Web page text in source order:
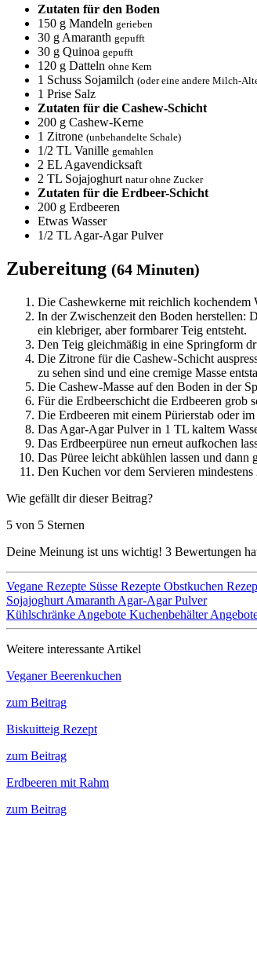
Zutaten für den Boden
150 g Mandeln gerieben
30 g Amaranth gepufft
30 g Quinoa gepufft
120 g Datteln ohne Kern
1 Schuss Sojamilch (oder eine andere Milch-
1 Prise Salz
Zutaten für die Cashew-Schicht
200 g Cashew-Kerne
1 Zitrone (unbehandelte Schale)
1/2 TL Vanille gemahlen
2 EL Agavendicksaft
2 TL Sojajoghurt natur ohne Zucker
Zutaten für die Erdbeer-Schicht
200 g Erdbeeren
Etwas Wasser
1/2 TL Agar-Agar Pulver
Zubereitung (64 Minuten)
Die Cashewkerne mit reichlich kochendem
In der Zwischenzeit den Boden herstellen:
ein klebriger, aber formbarer Teig entsteht.
Den Teig gleichmäßig in eine Springform
Die Zitrone für die Cashew-Schicht
zu sehen sind und eine cremige Masse
Die Cashew-Masse auf den Boden in der
Für die Erdbeerschicht die Erdbeeren grob
Die Erdbeeren mit einem Pürierstab oder
Das Agar-Agar Pulver in 1 TL kaltem
Das Erdbeerpüree nun erneut aufkochen
Das Püree leicht abkühlen lassen und dann
Den Kuchen vor dem Servieren
Wie gefällt dir dieser Beitrag?
5 von 5 Sternen
Deine Meinung ist uns wichtig! 3 Bewertungen
Vegane Rezepte Süsse Rezepte Obstkuchen
Sojajoghurt Amaranth Agar-Agar Pulver
Kühlschränke Angebote Kuchenbehälter
Weitere interessante Artikel
Veganer Beerenkuchen
zum Beitrag
Biskuitteig Rezept
zum Beitrag
Erdbeeren mit Rahm
zum Beitrag